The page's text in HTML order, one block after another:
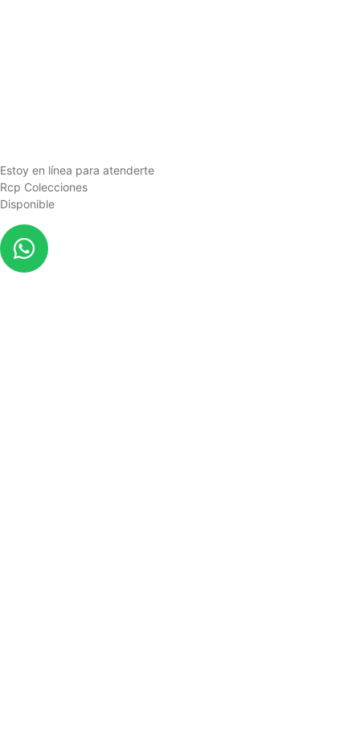
Estoy en línea para atenderte
Rcp Colecciones
Disponible